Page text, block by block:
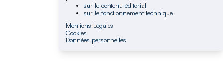
sur le contenu éditorial
sur le fonctionnement technique
Mentions Légales
Cookies
Données personnelles